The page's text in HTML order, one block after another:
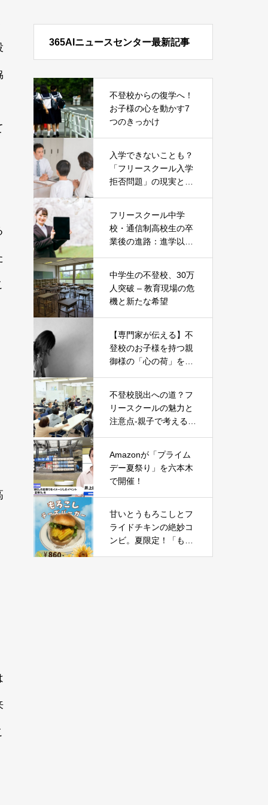
365AIニュースセンター最新記事
不登校からの復学へ！
お子様の心を動かす7
つのきっかけ
入学できないことも？
「フリースクール入学
拒否問題」の現実とそ
フリースクール中学
校・通信制高校生の卒
業後の進路：進学以外
中学生の不登校、30万
人突破 – 教育現場の危
機と新たな希望
【専門家が伝える】不
登校のお子様を持つ親
御様の「心の荷」を軽
不登校脱出への道？フ
リースクールの魅力と
注意点-親子で考える新
Amazonが「プライム
デー夏祭り」を六本木
で開催！
甘いとうもろこしとフ
ライドチキンの絶妙コ
ンビ。夏限定！「もろ